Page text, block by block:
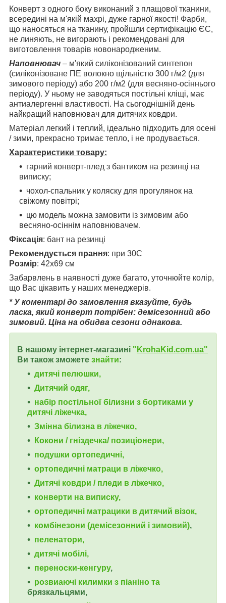
Конверт з одного боку виконаний з плащової тканини,
всередині на м'якій махрі, дуже гарної якості! Фарби,
що наносяться на тканину, пройшли сертифікацію ЄС,
не линяють, не вигорають і рекомендовані для
виготовлення товарів новонародженим.
Наповнювач – м'який силіконізований синтепон
(силіконізоване ПЕ волокно щільністю 300 г/м2 (для
зимового періоду) або 200 г/м2 (для весняно-осіннього
періоду). У ньому не заводяться постільні кліщі, має
антиалергенні властивості. На сьогоднішній день
найкращий наповнювач для дитячих ковдри.
Матеріал легкий і теплий, ідеально підходить для осені
/ зими, прекрасно тримає тепло, і не продувається.
Характеристики товару:
гарний конверт-плед з бантиком на резинці на
виписку;
чохол-спальник у коляску для прогулянок на
свіжому повітрі;
цю модель можна замовити із зимовим або
весняно-осіннім наповнювачем.
Фіксація: бант на резинці
Рекомендується прання: при 30С
Розмір: 42х69 см
Забарвлень в наявності дуже багато, уточнюйте колір,
що Вас цікавить у наших менеджерів.
* У коментарі до замовлення вказуйте, будь
ласка, який конверт потрібен: демісезонний або
зимовий. Ціна на обидва сезони однакова.
В нашому інтернет-магазині " KrohaKid.com.ua"
Ви також зможете знайти:
дитячі пелюшки,
Дитячий одяг,
набір постільної білизни з бортиками у
дитячі ліжечка,
Змінна білизна в ліжечко,
Кокони / гніздечка/ позиціонери,
подушки ортопедичні,
ортопедичні матраци в ліжечко,
Дитячі ковдри / пледи в ліжечко,
конверти на виписку,
ортопедичні матрацики в дитячий візок,
комбінезони (демісезонний і зимовий),
пеленатори,
дитячі мобілі,
переноски-кенгуру,
розвиаючі килимки з піаніно та
брязкальцями,